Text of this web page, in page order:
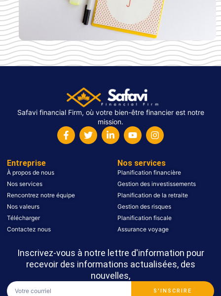
Safavi financial Firm, où votre bien-être financier est notre
mission.
Entreprise
À propos de nous
Nos services
Rencontrez notre équipe
Nos valeurs
Télécharger
Contactez nous
Nos services
Planification financière
Gestion des investissements
Planification de la retraite
Gestion des risques
Planification fiscale
Assurance voyage
Inscrivez-vous à notre lettre d'information pour
recevoir des informations actualisées, des
nouvelles,
S'INSCRIRE